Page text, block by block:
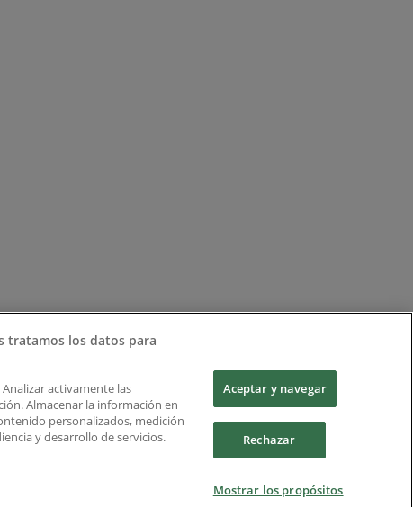
tratamos los datos para
activamente las
Almacenar la información en
personalizados, medición
y desarrollo de servicios.
Aceptar y navegar
Rechazar
Mostrar los propósitos